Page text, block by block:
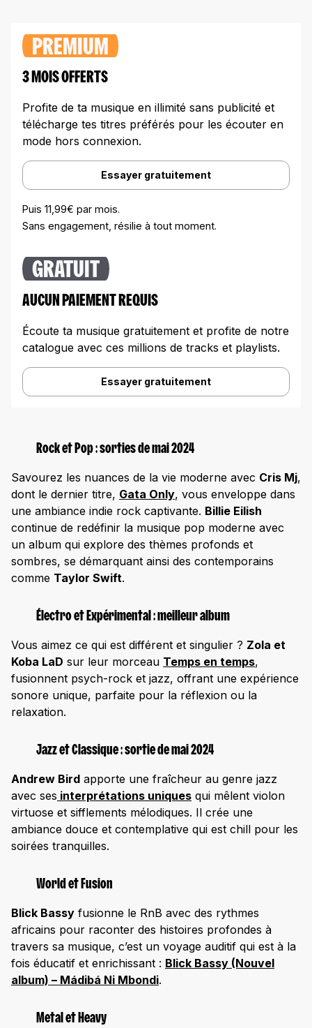
PREMIUM
3 MOIS OFFERTS
Profite de ta musique en illimité sans publicité et
télécharge tes titres préférés pour les écouter en
mode hors connexion.
Essayer gratuitement
Puis 11,99€ par mois.
Sans engagement, résilie à tout moment.
GRATUIT
AUCUN PAIEMENT REQUIS
Écoute ta musique gratuitement et profite de notre
catalogue avec ces millions de tracks et playlists.
Essayer gratuitement
Rock et Pop : sorties de mai 2024
Savourez les nuances de la vie moderne avec Cris Mj,
dont le dernier titre, Gata Only, vous enveloppe dans
une ambiance indie rock captivante. Billie Eilish
continue de redéfinir la musique pop moderne avec
un album qui explore des thèmes profonds et
sombres, se démarquant ainsi des contemporains
comme Taylor Swift.
Électro et Expérimental : meilleur album
Vous aimez ce qui est différent et singulier ? Zola et
Koba LaD sur leur morceau Temps en temps,
fusionnent psych-rock et jazz, offrant une expérience
sonore unique, parfaite pour la réflexion ou la
relaxation.
Jazz et Classique : sortie de mai 2024
Andrew Bird apporte une fraîcheur au genre jazz
avec ses interprétations uniques qui mêlent violon
virtuose et sifflements mélodiques. Il crée une
ambiance douce et contemplative qui est chill pour les
soirées tranquilles.
World et Fusion
Blick Bassy fusionne le RnB avec des rythmes
africains pour raconter des histoires profondes à
travers sa musique, c’est un voyage auditif qui est à la
fois éducatif et enrichissant : Blick Bassy (Nouvel
album) – Mádibá Ni Mbondi.
Metal et Heavy